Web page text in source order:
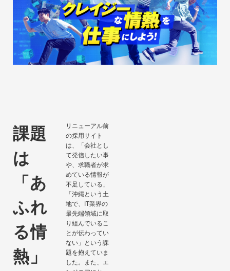
課題
は
「あ
ふれ
る情
熱」
リニューアル前
の採用サイト
は、「会社とし
て発信したい事
や、求職者が求
めている情報が
不足している」
「沖縄という土
地で、IT業界の
最先端領域に取
り組んでいるこ
とが伝わってい
ない」という課
題を抱えていま
した。また、エ